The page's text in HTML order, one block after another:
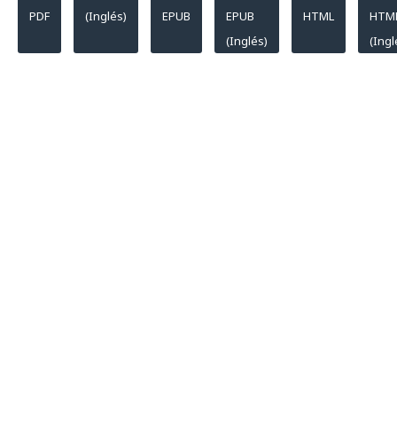
PDF
(Inglés)
EPUB
EPUB
(Inglés)
HTML